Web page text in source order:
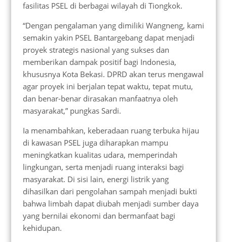
fasilitas PSEL di berbagai wilayah di Tiongkok.
“Dengan pengalaman yang dimiliki Wangneng, kami
semakin yakin PSEL Bantargebang dapat menjadi
proyek strategis nasional yang sukses dan
memberikan dampak positif bagi Indonesia,
khususnya Kota Bekasi. DPRD akan terus mengawal
agar proyek ini berjalan tepat waktu, tepat mutu,
dan benar-benar dirasakan manfaatnya oleh
masyarakat,” pungkas Sardi.
Ia menambahkan, keberadaan ruang terbuka hijau
di kawasan PSEL juga diharapkan mampu
meningkatkan kualitas udara, memperindah
lingkungan, serta menjadi ruang interaksi bagi
masyarakat. Di sisi lain, energi listrik yang
dihasilkan dari pengolahan sampah menjadi bukti
bahwa limbah dapat diubah menjadi sumber daya
yang bernilai ekonomi dan bermanfaat bagi
kehidupan.